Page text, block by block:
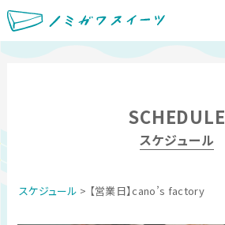
SCHEDULE
スケジュール
スケジュール > 【営業日】cano’s factory